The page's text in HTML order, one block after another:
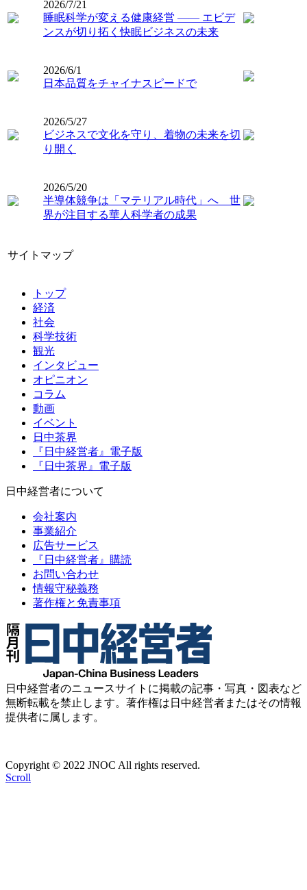
2026/7/21
睡眠科学が変える健康経営 ―― エビデ
ンスが切り拓く快眠ビジネスの未来
2026/6/1
日本品質をチャイナスピードで
2026/5/27
ビジネスで文化を守り、着物の未来を切
り開く
2026/5/20
半導体競争は「マテリアル時代」へ 世
界が注目する華人科学者の成果
サイトマップ
トップ
経済
社会
科学技術
観光
インタビュー
オピニオン
コラム
動画
イベント
日中茶界
『日中経営者』電子版
『日中茶界』電子版
日中経営者について
会社案内
事業紹介
広告サービス
『日中経営者』購読
お問い合わせ
情報守秘義務
著作権と免責事項
日中経営者のニュースサイトに掲載の記事・写真・図表など
無断転載を禁止します。著作権は日中経営者またはその情報
提供者に属します。
Copyright © 2022 JNOC All rights reserved.
Scroll